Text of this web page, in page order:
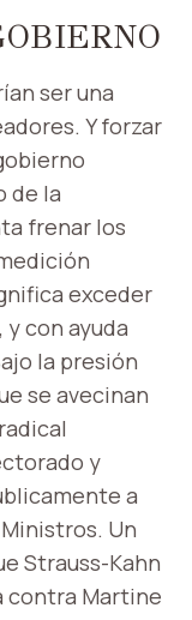
ser una
Y forzar
de la
frenar los
exceder
con ayuda
la presión
se avecinan
y
a
Un
Strauss-Kahn
contra Martine